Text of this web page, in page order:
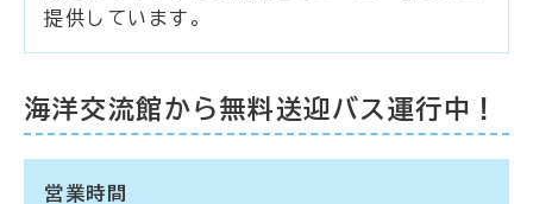
提供しています。
海洋交流館から無料送迎バス運行中！
営業時間